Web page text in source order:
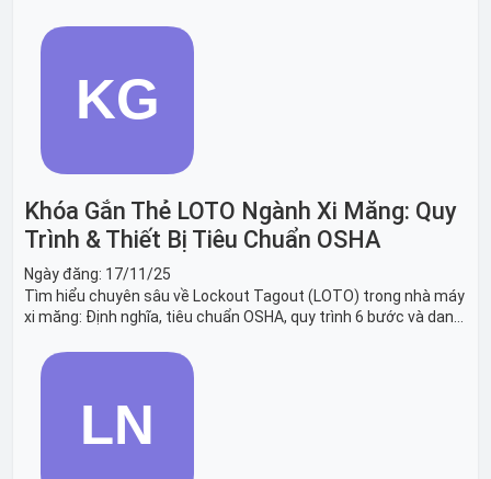
Khóa Gắn Thẻ LOTO Ngành Xi Măng: Quy
Trình & Thiết Bị Tiêu Chuẩn OSHA
Ngày đăng: 17/11/25
Tìm hiểu chuyên sâu về Lockout Tagout (LOTO) trong nhà máy
xi măng: Định nghĩa, tiêu chuẩn OSHA, quy trình 6 bước và danh
nghiền an toàn.